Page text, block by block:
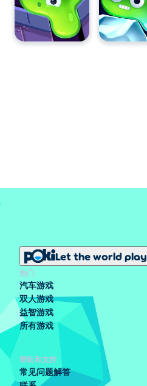
Let the world play
热门
汽车游戏
双人游戏
益智游戏
所有游戏
帮助和支持
常见问题解答